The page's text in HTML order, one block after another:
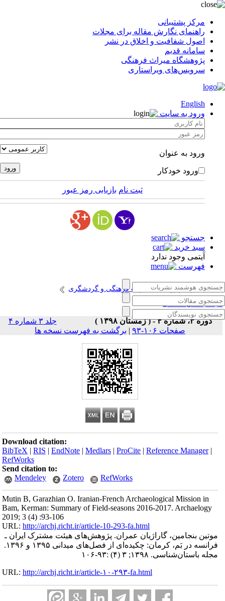
مرکز پشتیبانی
راهنمای نگارش مقاله برای مجلات
اصول شفافیت و اخلاق در نشر
سامانه قدیم
پژوهشگاه میراث فرهنگی
سرویس‌های ویراستاری
English
ورود به سایت
ورود به عنوان
ورود خودکار
ثبت نام بازیابی رمز عبور
جستجو
سبد خرید
آیتمی وجود ندارد
فهرست
انتشارات پژوهشگاه میراث فرهنگی و گردشگری
باستان شناسی
دوره ۳، شماره ۴ - ( زمستان ۱۳۹۸ )
جلد ۳ شماره ۴
صفحات ۱۰۶-۹۳
| برگشت به فهرست نسخه ها
Download citation:
BibTeX |RIS |EndNote |Medlars |ProCite |Reference Manager
RefWorks
Send citation to:
Mendeley
Zotero RefWorks
Mutin B, Garazhian O. Iranian-French Archaeological Mission in
Bam, Kerman: Summary of Field-seasons 2016-2017. Archaelogy
2019; 3 (4) :93-106
URL:http://archj.richt.ir/article-10-293-fa.html
موتین بنجامین، گاراژیان عمران. پژوهش‌های هیئت مشترک ایران ـ
فرانسه در بَم، کرمان: چکیده‌ای از فصل‌های میدانی ۱۳۹۵ و ۱۳۹۶.
مجله باستان‌شناسی. ۱۳۹۸; ۳ (۴) :۹۳-۱۰۶
URL:http://archj.richt.ir/article-۱۰-۲۹۳-fa.html